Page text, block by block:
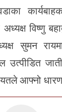
कार्यबाहक
विष्णु
सुमन
उत्पीडित
आफ्नो